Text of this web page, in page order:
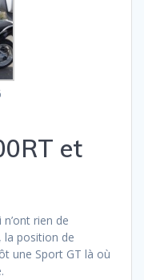
et
rien de
la position de
une Sport GT là où